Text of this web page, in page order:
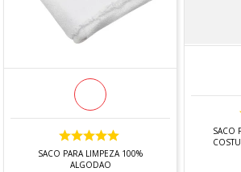
SACO PARA LIMPEZA 100%
ALGODAO
SACO